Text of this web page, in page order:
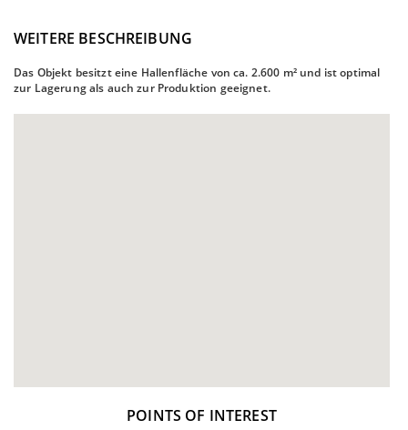
WEITERE BESCHREIBUNG
Das Objekt besitzt eine Hallenfläche von ca. 2.600 m² und ist optimal
zur Lagerung als auch zur Produktion geeignet.
POINTS OF INTEREST